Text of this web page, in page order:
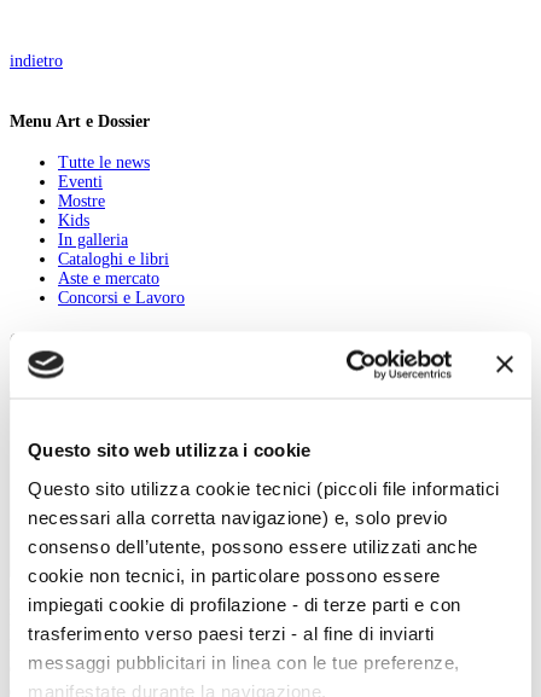
Questo sito web utilizza i cookie
Questo sito utilizza cookie tecnici (piccoli file informatici
necessari alla corretta navigazione) e, solo previo
consenso dell’utente, possono essere utilizzati anche
cookie non tecnici, in particolare possono essere
impiegati cookie di profilazione - di terze parti e con
trasferimento verso paesi terzi - al fine di inviarti
messaggi pubblicitari in linea con le tue preferenze,
manifestate durante la navigazione.
indietro
Menu Art e Dossier
Tutte le news
Eventi
Mostre
Kids
In galleria
Cataloghi e libri
Aste e mercato
Concorsi e Lavoro
Calendario
Scegli la data e imposta i filtri per ottimizzare la tua ricerca
Inizio evento:
Fine evento:
Parole chiave:
Categoria:
Ordinamento: